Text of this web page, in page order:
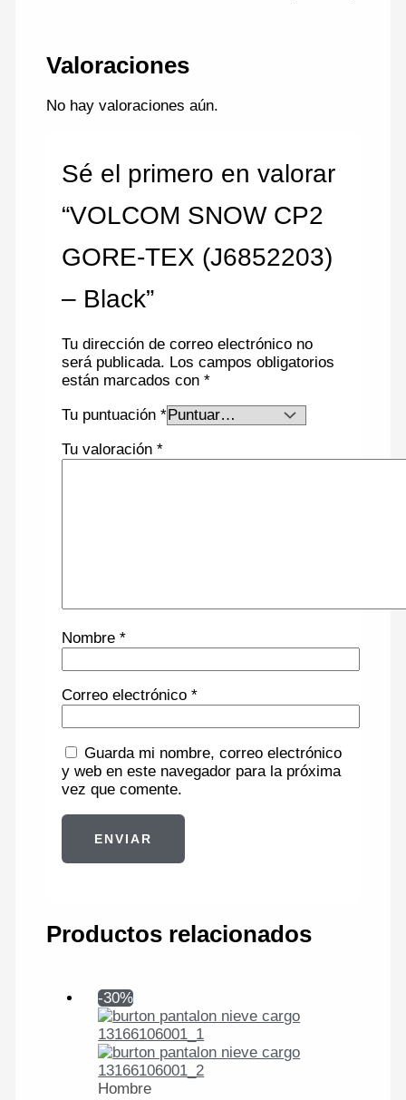
Valoraciones
No hay valoraciones aún.
Sé el primero en valorar
“VOLCOM SNOW CP2
GORE-TEX (J6852203)
– Black”
Tu dirección de correo electrónico no
será publicada. Los campos obligatorios
están marcados con*
Tu puntuación*
Tu valoración*
Nombre*
Correo electrónico*
Guarda mi nombre, correo electrónico
y web en este navegador para la próxima
vez que comente.
Productos relacionados
-30%
Hombre